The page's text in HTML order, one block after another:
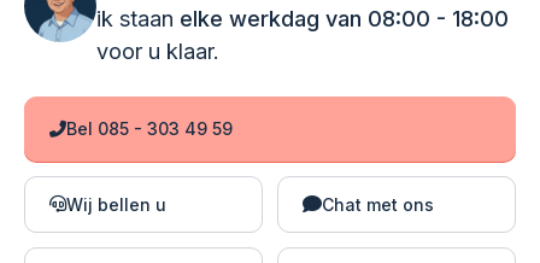
ik staan elke werkdag van 08:00 - 18:00
voor u klaar.
Bel 085 - 303 49 59
Wij bellen u Chat met ons